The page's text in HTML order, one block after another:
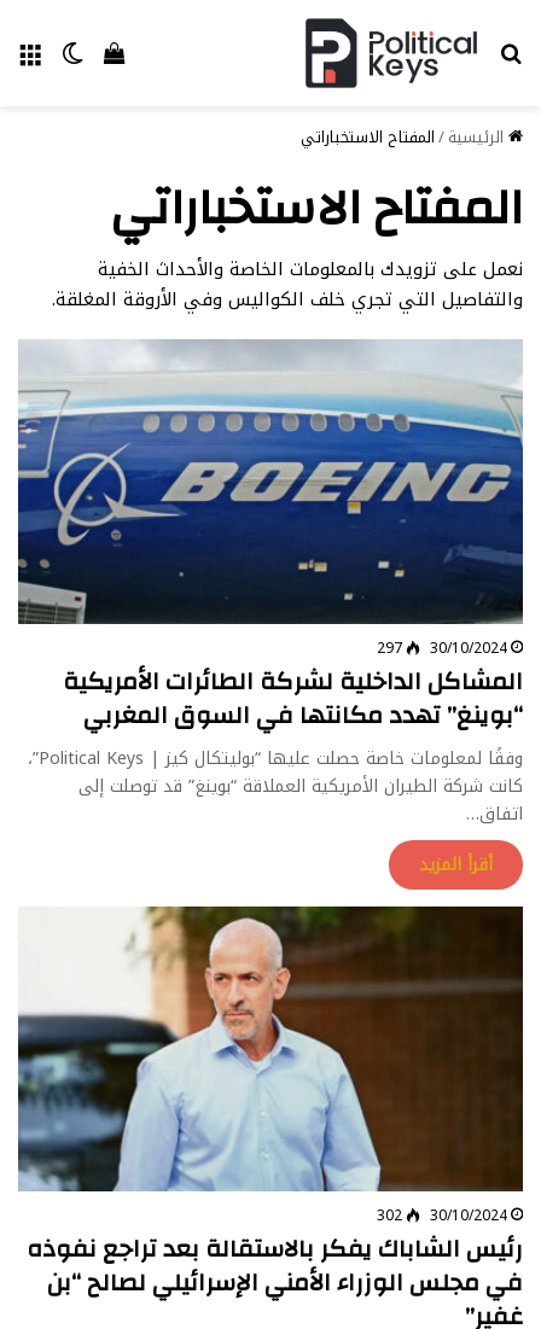
إستعراض بحث عن
الرئيسية/المفتاح الاستخباراتي
المفتاح الاستخباراتي
نعمل على تزويدك بالمعلومات الخاصة والأحداث الخفية
والتفاصيل التي تجري خلف الكواليس وفي الأروقة المغلقة.
30/10/2024
297
المشاكل الداخلية لشركة الطائرات الأمريكية
“بوينغ” تهدد مكانتها في السوق المغربي
وفقًا لمعلومات خاصة حصلت عليها “بوليتكال كيز | Political Keys”،
كانت شركة الطيران الأمريكية العملاقة “بوينغ” قد توصلت إلى
اتفاق…
أقرأ المزيد
30/10/2024
302
رئيس الشاباك يفكر بالاستقالة بعد تراجع نفوذه
في مجلس الوزراء الأمني الإسرائيلي لصالح “بن
غفير”